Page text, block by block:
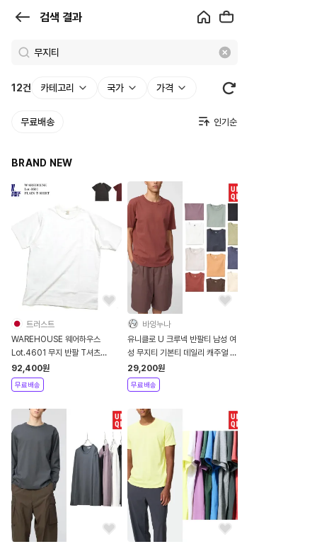
검색 결과
과
로
켓
12건 카테고리 국가 가격
무료배송
BRAND NEW
트러스트
WAREHOUSE 웨어하우스
Lot.4601 무지 반팔 T셔츠
3Color
92,400원
무료배송
바잉누나
유니클로 U 크루넥 반팔티 남성 여
성 무지티 기본티 데일리 캐주얼 빅
사이즈 티셔츠
29,200원
무료배송